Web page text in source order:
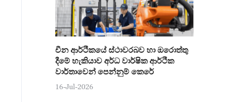
චීන ආර්ථිකයේ ස්ථාවරබව හා ඔරොත්තු
දීමේ හැකියාව අර්ධ වාර්ෂික ආර්ථික
වාර්තාවෙන් පෙන්නුම් කෙරේ
16-Jul-2026